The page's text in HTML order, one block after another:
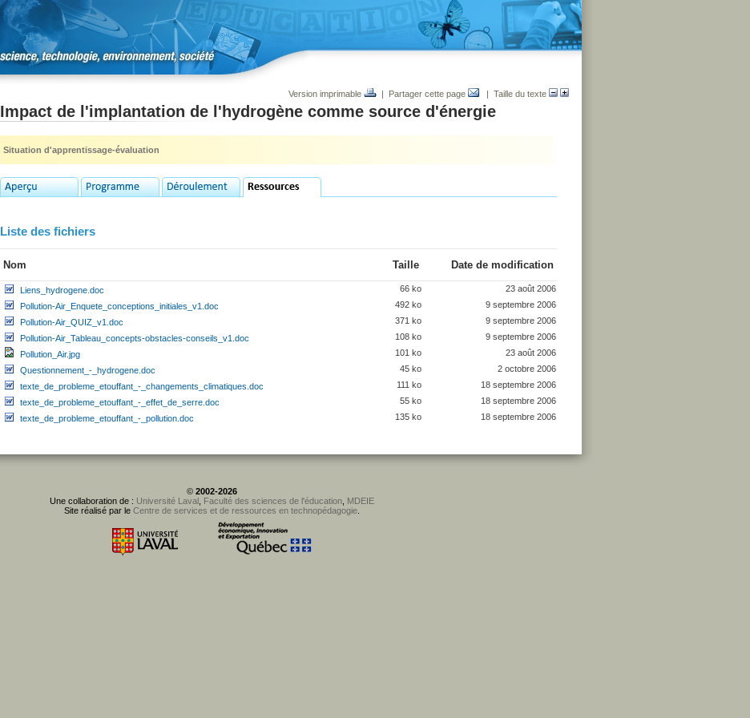
Version imprimable | Partager cette page | Taille du texte
Impact de l'implantation de l'hydrogène comme source d'énergie
Situation d'apprentissage-évaluation
Liste des fichiers
Nom Taille Date de modification
Liens_hydrogene.doc 66 ko
23 août 2006
Pollution-Air_Enquete_conceptions_initiales_v1.doc
492 ko
9 septembre 2006
Pollution-Air_QUIZ_v1.doc
371 ko
9 septembre 2006
Pollution-Air_Tableau_concepts-obstacles-conseils_v1.doc
108 ko
9 septembre 2006
Pollution_Air.jpg
101 ko
23 août 2006
Questionnement_-_hydrogene.doc
45 ko
2 octobre 2006
texte_de_probleme_etouffant_-_changements_climatiques.doc
111 ko
18 septembre 2006
texte_de_probleme_etouffant_-_effet_de_serre.doc
55 ko
18 septembre 2006
texte_de_probleme_etouffant_-_pollution.doc
135 ko 18 septembre 2006
© 2002-2026
Une collaboration de : Université Laval, Faculté des sciences de l'éducation, MDEIE
Site réalisé par le Centre de services et de ressources en technopédagogie.